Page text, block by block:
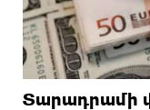
Տարադրամի